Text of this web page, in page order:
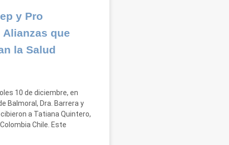
y Pro
que
la Salud
10 de diciembre, en
Balmoral, Dra. Barrera y
a Tatiana Quintero,
Chile. Este